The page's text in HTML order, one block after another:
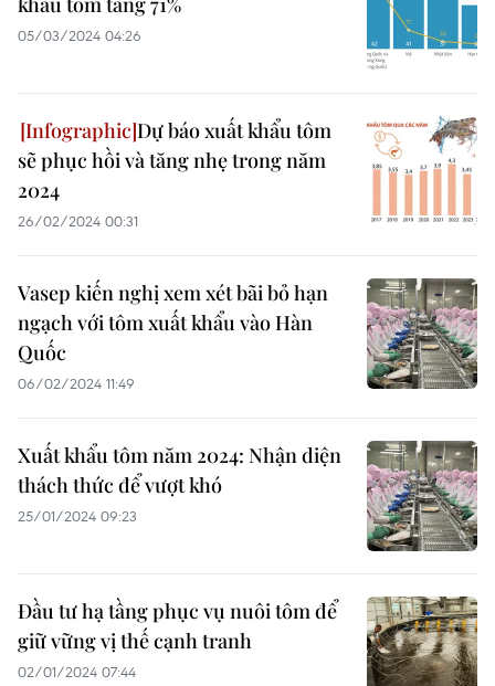
05/03/2024 04:26
Dự báo xuất khẩu tôm
sẽ phục hồi và tăng nhẹ trong năm
2024
26/02/2024 00:31
Vasep kiến nghị xem xét bãi bỏ hạn
ngạch với tôm xuất khẩu vào Hàn
Quốc
06/02/2024 11:49
Xuất khẩu tôm năm 2024: Nhận diện
thách thức để vượt khó
25/01/2024 09:23
Đầu tư hạ tầng phục vụ nuôi tôm để
giữ vững vị thế cạnh tranh
02/01/2024 07:44